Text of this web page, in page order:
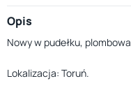
Opis
Nowy w pudełku,
Lokalizacja: Toruń.